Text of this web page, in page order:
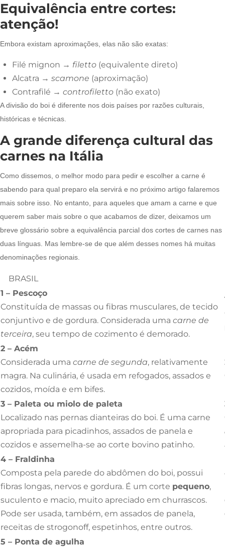
Equivalência entre cortes:
atenção!
Embora existam aproximações, elas não são exatas:
Filé mignon → filetto (equivalente direto)
Alcatra → scamone (aproximação)
Contrafilé → controfiletto (não exato)
A divisão do boi é diferente nos dois países por razões culturais,
históricas e técnicas.
A grande diferença cultural das
carnes na Itália
Como dissemos, o melhor modo para pedir e escolher a carne é
sabendo para qual preparo ela servirá e no próximo artigo falaremos
mais sobre isso. No entanto, para aqueles que amam a carne e que
querem saber mais sobre o que acabamos de dizer, deixamos um
breve glossário sobre a equivalência parcial dos cortes de carnes nas
duas línguas. Mas lembre-se de que além desses nomes há muitas
denominações regionais.
BRASIL
1 – Pescoço
Constituída de massas ou fibras musculares, de tecido
conjuntivo e de gordura. Considerada uma carne de
terceira, seu tempo de cozimento é demorado.
2 – Acém
Considerada uma carne de segunda, relativamente
magra. Na culinária, é usada em refogados, assados e
cozidos, moída e em bifes.
3 – Paleta ou miolo de paleta
Localizado nas pernas dianteiras do boi. É uma carne
apropriada para picadinhos, assados de panela e
cozidos e assemelha-se ao corte bovino patinho.
4 – Fraldinha
Composta pela parede do abdômen do boi, possui
fibras longas, nervos e gordura. É um corte pequeno,
suculento e macio, muito apreciado em churrascos.
Pode ser usada, também, em assados de panela,
receitas de strogonoff, espetinhos, entre outros.
5 – Ponta de agulha